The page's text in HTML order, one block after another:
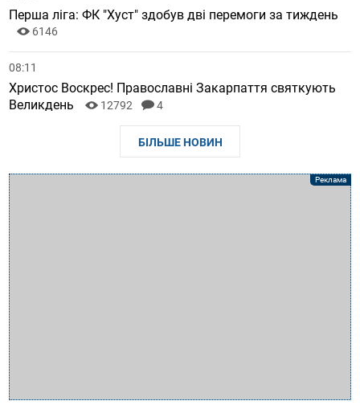
Перша ліга: ФК "Хуст" здобув дві перемоги за тиждень
6146
08:11
Христос Воскрес! Православні Закарпаття святкують
Великдень
12792 4
БІЛЬШЕ НОВИН